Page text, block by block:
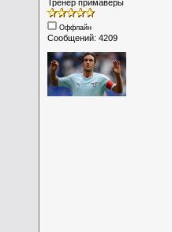
Тренер примаверы
Оффлайн
Сообщений: 4209